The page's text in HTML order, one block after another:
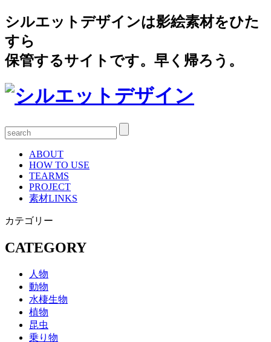
シルエットデザインは影絵素材をひた
すら
保管するサイトです。早く帰ろう。
ABOUT
HOW TO USE
TEARMS
PROJECT
素材LINKS
カテゴリー
CATEGORY
人物
動物
水棲生物
植物
昆虫
乗り物